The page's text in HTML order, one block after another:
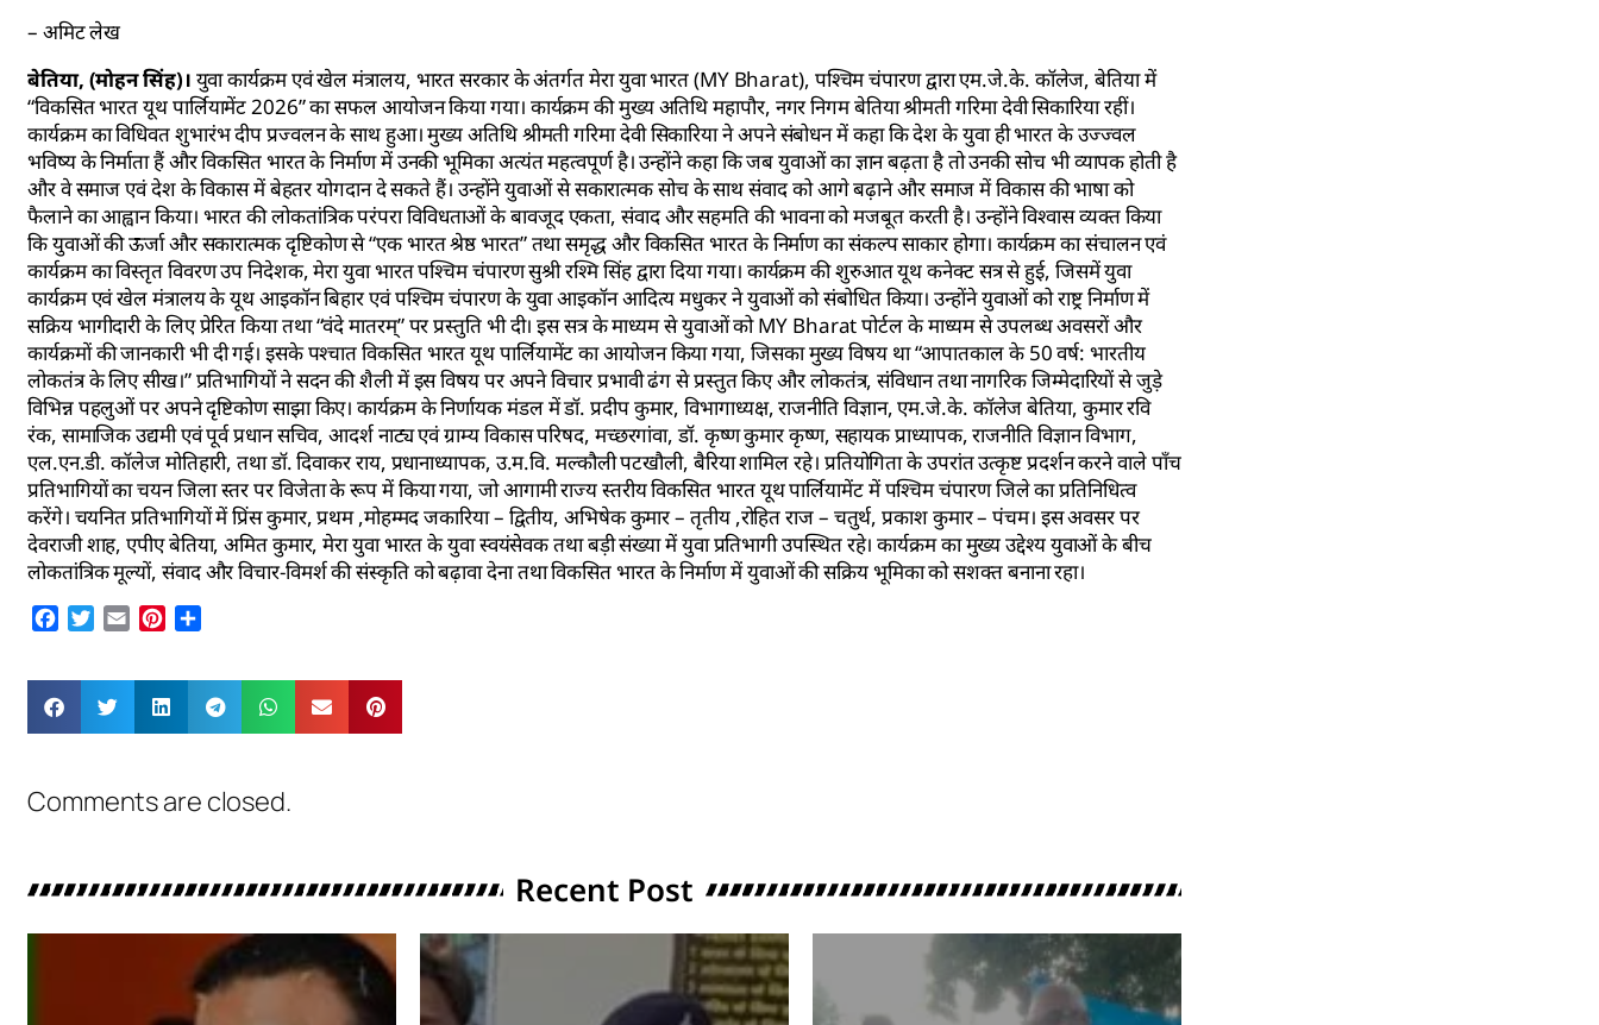
– अमिट लेख
बेतिया, (मोहन सिंह)। युवा कार्यक्रम एवं खेल मंत्रालय, भारत सरकार के अंतर्गत मेरा युवा भारत (MY Bharat), पश्चिम चंपारण द्वारा एम.जे.के. कॉलेज, बेतिया में
“विकसित भारत यूथ पार्लियामेंट 2026” का सफल आयोजन किया गया। कार्यक्रम की मुख्य अतिथि महापौर, नगर निगम बेतिया श्रीमती गरिमा देवी सिकारिया रहीं।
कार्यक्रम का विधिवत शुभारंभ दीप प्रज्वलन के साथ हुआ। मुख्य अतिथि श्रीमती गरिमा देवी सिकारिया ने अपने संबोधन में कहा कि देश के युवा ही भारत के उज्ज्वल
भविष्य के निर्माता हैं और विकसित भारत के निर्माण में उनकी भूमिका अत्यंत महत्वपूर्ण है। उन्होंने कहा कि जब युवाओं का ज्ञान बढ़ता है तो उनकी सोच भी व्यापक होती है
और वे समाज एवं देश के विकास में बेहतर योगदान दे सकते हैं। उन्होंने युवाओं से सकारात्मक सोच के साथ संवाद को आगे बढ़ाने और समाज में विकास की भाषा को
फैलाने का आह्वान किया। भारत की लोकतांत्रिक परंपरा विविधताओं के बावजूद एकता, संवाद और सहमति की भावना को मजबूत करती है। उन्होंने विश्वास व्यक्त किया
कि युवाओं की ऊर्जा और सकारात्मक दृष्टिकोण से “एक भारत श्रेष्ठ भारत” तथा समृद्ध और विकसित भारत के निर्माण का संकल्प साकार होगा। कार्यक्रम का संचालन एवं
कार्यक्रम का विस्तृत विवरण उप निदेशक, मेरा युवा भारत पश्चिम चंपारण सुश्री रश्मि सिंह द्वारा दिया गया। कार्यक्रम की शुरुआत यूथ कनेक्ट सत्र से हुई, जिसमें युवा
कार्यक्रम एवं खेल मंत्रालय के यूथ आइकॉन बिहार एवं पश्चिम चंपारण के युवा आइकॉन आदित्य मधुकर ने युवाओं को संबोधित किया। उन्होंने युवाओं को राष्ट्र निर्माण में
सक्रिय भागीदारी के लिए प्रेरित किया तथा “वंदे मातरम्” पर प्रस्तुति भी दी। इस सत्र के माध्यम से युवाओं को MY Bharat पोर्टल के माध्यम से उपलब्ध अवसरों और
कार्यक्रमों की जानकारी भी दी गई। इसके पश्चात विकसित भारत यूथ पार्लियामेंट का आयोजन किया गया, जिसका मुख्य विषय था “आपातकाल के 50 वर्ष: भारतीय
लोकतंत्र के लिए सीख।” प्रतिभागियों ने सदन की शैली में इस विषय पर अपने विचार प्रभावी ढंग से प्रस्तुत किए और लोकतंत्र, संविधान तथा नागरिक जिम्मेदारियों से जुड़े
विभिन्न पहलुओं पर अपने दृष्टिकोण साझा किए। कार्यक्रम के निर्णायक मंडल में डॉ. प्रदीप कुमार, विभागाध्यक्ष, राजनीति विज्ञान, एम.जे.के. कॉलेज बेतिया, कुमार रवि
रंक, सामाजिक उद्यमी एवं पूर्व प्रधान सचिव, आदर्श नाट्य एवं ग्राम्य विकास परिषद, मच्छरगांवा, डॉ. कृष्ण कुमार कृष्ण, सहायक प्राध्यापक, राजनीति विज्ञान विभाग,
एल.एन.डी. कॉलेज मोतिहारी, तथा डॉ. दिवाकर राय, प्रधानाध्यापक, उ.म.वि. मल्कौली पटखौली, बैरिया शामिल रहे। प्रतियोगिता के उपरांत उत्कृष्ट प्रदर्शन करने वाले पाँच
प्रतिभागियों का चयन जिला स्तर पर विजेता के रूप में किया गया, जो आगामी राज्य स्तरीय विकसित भारत यूथ पार्लियामेंट में पश्चिम चंपारण जिले का प्रतिनिधित्व
करेंगे। चयनित प्रतिभागियों में प्रिंस कुमार, प्रथम ,मोहम्मद जकारिया – द्वितीय, अभिषेक कुमार – तृतीय ,रोहित राज – चतुर्थ, प्रकाश कुमार – पंचम। इस अवसर पर
देवराजी शाह, एपीए बेतिया, अमित कुमार, मेरा युवा भारत के युवा स्वयंसेवक तथा बड़ी संख्या में युवा प्रतिभागी उपस्थित रहे। कार्यक्रम का मुख्य उद्देश्य युवाओं के बीच
लोकतांत्रिक मूल्यों, संवाद और विचार-विमर्श की संस्कृति को बढ़ावा देना तथा विकसित भारत के निर्माण में युवाओं की सक्रिय भूमिका को सशक्त बनाना रहा।
Facebook
Twitter
Email Pinterest
Comments are closed.
Recent Post